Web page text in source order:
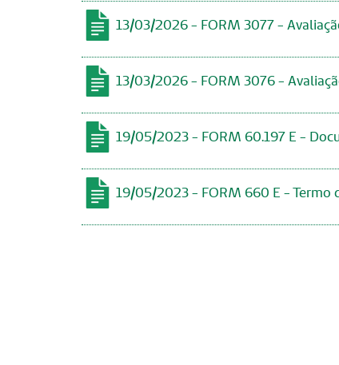
13/03/2026 - FORM 3077 -
13/03/2026 - FORM 3076 -
19/05/2023 - FORM 60.197 E -
19/05/2023 - FORM 660 E - Termo